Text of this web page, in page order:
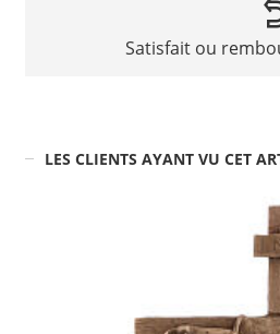
Satisfait ou
LES CLIENTS AYANT VU CET